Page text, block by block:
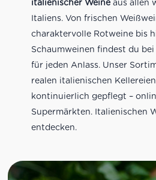
italienischer Weineaus allen
Italiens. Von frischen
charaktervolle Rotweine bis
Schaumweinen findest du
für jeden Anlass. Unser
realen italienischen
kontinuierlich gepflegt –
Supermärkten. Italienischen
entdecken.